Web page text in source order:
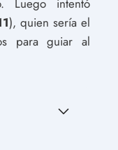
Luego intentó
), quien sería el
para guiar al